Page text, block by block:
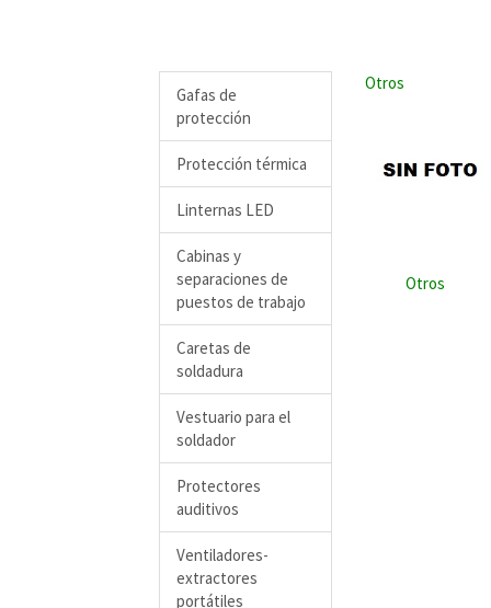
Gafas de
protección
Protección térmica
Linternas LED
Cabinas y
separaciones de
puestos de trabajo
Caretas de
soldadura
Vestuario para el
soldador
Protectores
auditivos
Ventiladores-
extractores
portátiles
Otros
Otros